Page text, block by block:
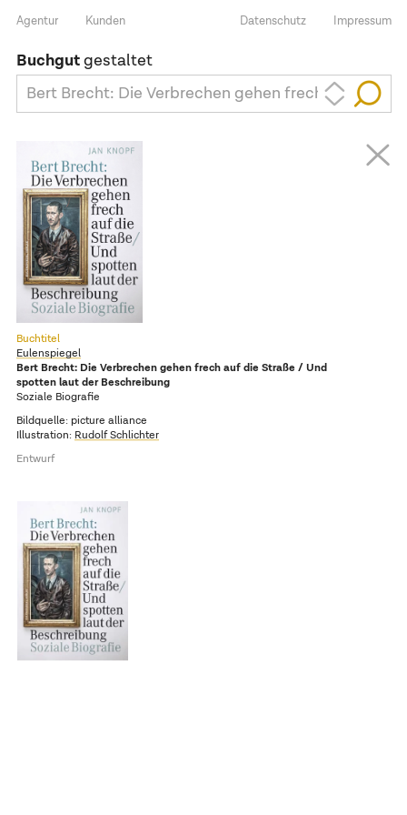
Agentur Kunden Impressum
Datenschutz
Buchgutgestaltet
Bert Brecht: Die Verbrechen gehen frech auf die
Buchtitel
Eulenspiegel
Bert Brecht: Die Verbrechen gehen frech auf die Straße / Und
spotten laut der Beschreibung
Soziale Biografie
Bildquelle: picture alliance
Illustration: Rudolf Schlichter
Entwurf